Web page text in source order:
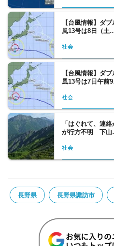
【台風情報】ダ
風13号は8日（土
社会
【台風情報】ダ
風13号は7日午前
社会
「はぐれて、連
が行方不明 下
社会
長野県 長野県諏訪市